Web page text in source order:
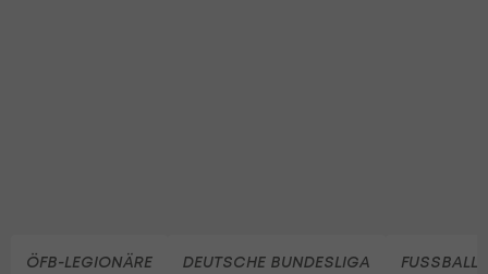
ÖFB-LEGIONÄRE DEUTSCHE BUNDESLIGA FUSSBALL